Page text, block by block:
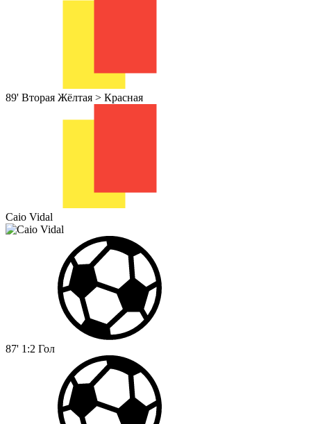
89' Вторая Жёлтая > Красная
Caio Vidal
87' 1:2 Гол